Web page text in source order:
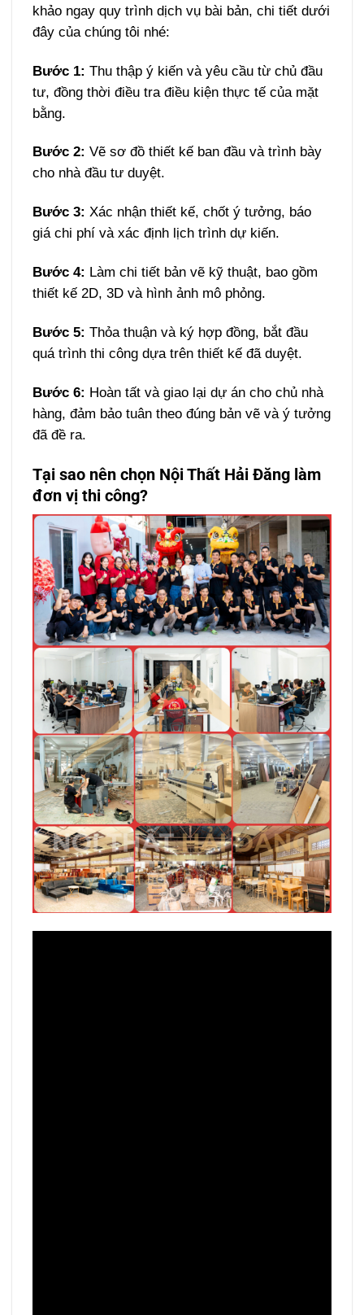
khảo ngay quy trình dịch vụ bài bản, chi tiết dưới
đây của chúng tôi nhé:
Bước 1: Thu thập ý kiến và yêu cầu từ chủ đầu
tư, đồng thời điều tra điều kiện thực tế của mặt
bằng.
Bước 2: Vẽ sơ đồ thiết kế ban đầu và trình bày
cho nhà đầu tư duyệt.
Bước 3: Xác nhận thiết kế, chốt ý tưởng, báo
giá chi phí và xác định lịch trình dự kiến.
Bước 4: Làm chi tiết bản vẽ kỹ thuật, bao gồm
thiết kế 2D, 3D và hình ảnh mô phỏng.
Bước 5: Thỏa thuận và ký hợp đồng, bắt đầu
quá trình thi công dựa trên thiết kế đã duyệt.
Bước 6: Hoàn tất và giao lại dự án cho chủ nhà
hàng, đảm bảo tuân theo đúng bản vẽ và ý tưởng
đã đề ra.
Tại sao nên chọn Nội Thất Hải Đăng làm
đơn vị thi công?